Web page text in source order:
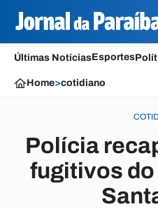
Últimas NotíciasEsportes
Home>cotidiano
Polícia
fugitivos